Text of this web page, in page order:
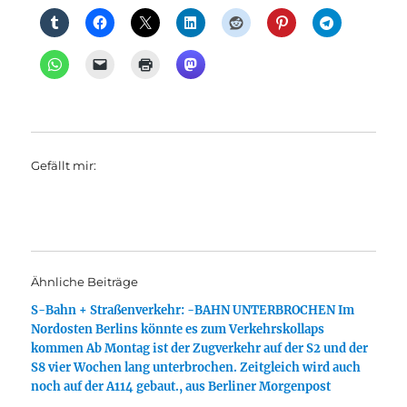
Gefällt mir:
Ähnliche Beiträge
S-Bahn + Straßenverkehr: -BAHN UNTERBROCHEN Im
Nordosten Berlins könnte es zum Verkehrskollaps
kommen Ab Montag ist der Zugverkehr auf der S2 und der
S8 vier Wochen lang unterbrochen. Zeitgleich wird auch
noch auf der A114 gebaut., aus Berliner Morgenpost